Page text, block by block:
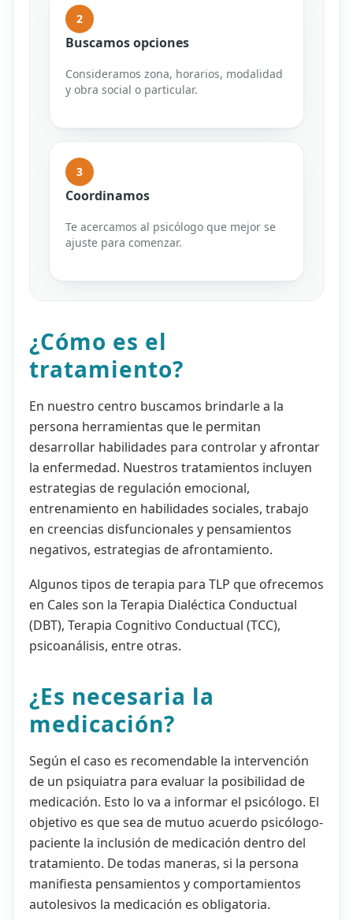
2
Buscamos opciones
Consideramos zona, horarios, modalidad
y obra social o particular.
3
Coordinamos
Te acercamos al psicólogo que mejor se
ajuste para comenzar.
¿Cómo es el
tratamiento?
En nuestro centro buscamos brindarle a la
persona herramientas que le permitan
desarrollar habilidades para controlar y afrontar
la enfermedad. Nuestros tratamientos incluyen
estrategias de regulación emocional,
entrenamiento en habilidades sociales, trabajo
en creencias disfuncionales y pensamientos
negativos, estrategias de afrontamiento.
Algunos tipos de terapia para TLP que ofrecemos
en Cales son la Terapia Dialéctica Conductual
(DBT), Terapia Cognitivo Conductual (TCC),
psicoanálisis, entre otras.
¿Es necesaria la
medicación?
Según el caso es recomendable la intervención
de un psiquiatra para evaluar la posibilidad de
medicación. Esto lo va a informar el psicólogo. El
objetivo es que sea de mutuo acuerdo psicólogo-
paciente la inclusión de medicación dentro del
tratamiento. De todas maneras, si la persona
manifiesta pensamientos y comportamientos
autolesivos la medicación es obligatoria.